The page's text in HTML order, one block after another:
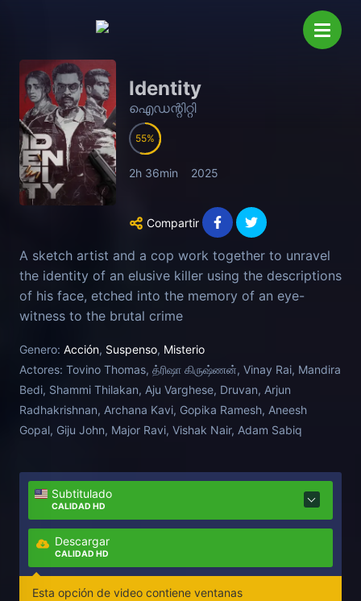
Identity
ഐഡന്റിറ്റി
55
2h 36min 2025
Compartir
A sketch artist and a cop work together to unravel
the identity of an elusive killer using the descriptions
of his face, etched into the memory of an eye-
witness to the brutal crime
Genero: Acción, Suspenso, Misterio
Actores: Tovino Thomas, த்ரிஷா கிருஷ்ணன், Vinay Rai, Mandira
Bedi, Shammi Thilakan, Aju Varghese, Druvan, Arjun
Radhakrishnan, Archana Kavi, Gopika Ramesh, Aneesh
Gopal, Giju John, Major Ravi, Vishak Nair, Adam Sabiq
Subtitulado
CALIDAD HD
Descargar
CALIDAD HD
Esta opción de video contiene ventanas